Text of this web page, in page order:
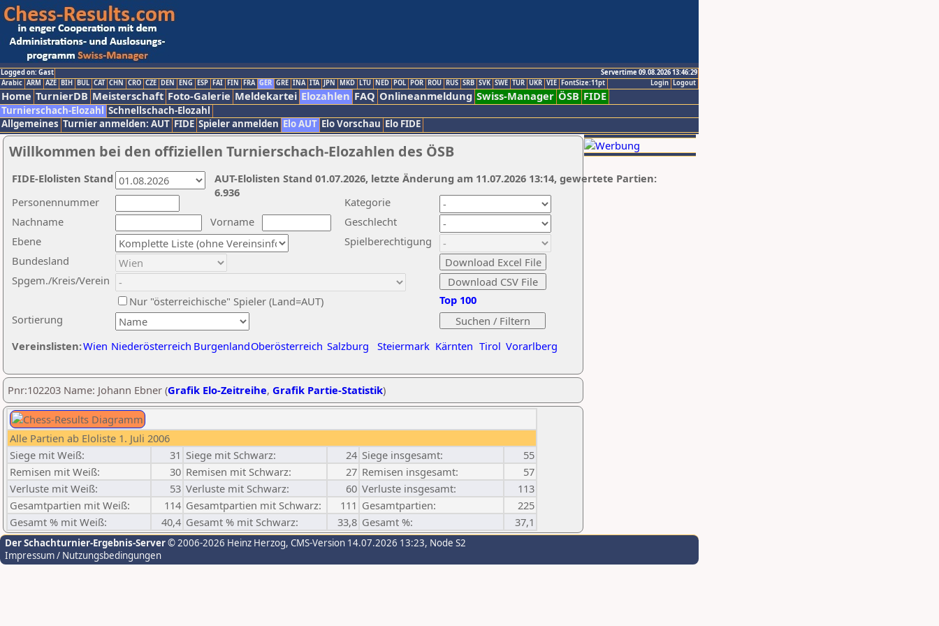
Logged on: Gast
Servertime 09.08.2026 13:46:29
Logout
Login
Arabic ARM AZE BIH BUL CAT CHN CRO CZE DEN ENG ESP FAI FIN FRA GER GRE INA ITA JPN MKD LTU NED POL POR ROU RUS SRB SVK SWE TUR UKR VIE FontSize:11pt
Home TurnierDB Meisterschaft Foto-Galerie Meldekartei Elozahlen FAQ Onlineanmeldung Swiss-Manager ÖSB FIDE
Turnierschach-Elozahl Schnellschach-Elozahl
Allgemeines Turnier anmelden: AUT FIDE Spieler anmelden Elo AUT Elo Vorschau Elo FIDE
Willkommen bei den offiziellen Turnierschach-Elozahlen des ÖSB
Nachname
Vorname
Ebene
Kategorie
Sortierung
Personennummer
Bundesland
Spgem./Kreis/Verein
Geschlecht
Nur "österreichische" Spieler (Land=AUT)
Spielberechtigung
Vereinslisten:Wien Niederösterreich BurgenlandOberösterreich Salzburg Steiermark Kärnten Tirol Vorarlberg
Top 100
AUT-Elolisten Stand 01.07.2026, letzte Änderung am 11.07.2026 13:14, gewertete Partien:
6.936
FIDE-Elolisten Stand
Pnr:102203 Name: Johann Ebner (Grafik Elo-Zeitreihe, Grafik Partie-Statistik)
Alle Partien ab Eloliste 1. Juli 2006
Siege mit Weiß:
31 Siege mit Schwarz: 24 Siege insgesamt:
55
Remisen mit Weiß:
30 Remisen mit Schwarz: 27 Remisen insgesamt:
57
Verluste mit Weiß:
53 Verluste mit Schwarz: 60 Verluste insgesamt:
113
Gesamtpartien mit Weiß:
114 Gesamtpartien mit Schwarz: 111 Gesamtpartien:
225
Gesamt % mit Weiß:
40,4 Gesamt % mit Schwarz: 33,8 Gesamt %: 37,1
Der Schachturnier-Ergebnis-Server© 2006-2026 Heinz Herzog, CMS-Version 14.07.2026 13:23, Node S2
Impressum / Nutzungsbedingungen